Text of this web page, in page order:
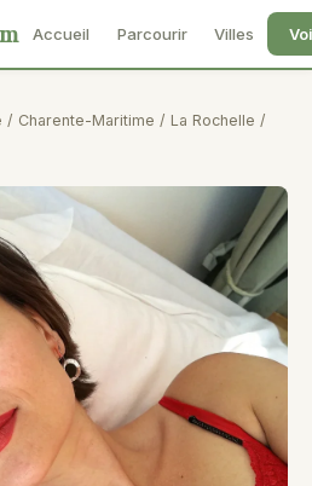
Accueil Parcourir Villes
/ Charente-Maritime / La Rochelle /